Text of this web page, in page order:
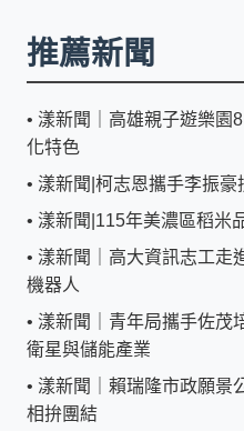
推薦新聞
• 漾新聞｜高雄親子遊樂
化特色
• 漾新聞|柯志恩攜手李振豪
• 漾新聞|115年美濃區稻米
• 漾新聞｜高大資訊志工
機器人
• 漾新聞｜青年局攜手佐
衛星與儲能產業
• 漾新聞｜賴瑞隆市政願
相拚團結